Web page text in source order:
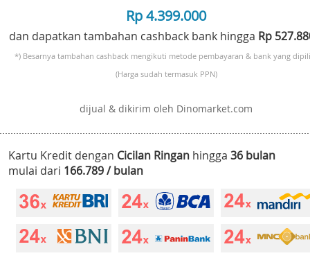
Rp 4.399.000
dan dapatkan tambahan cashback bank hingga Rp
*) Besarnya tambahan cashback mengikuti metode pembayaran & bank yang
(Harga sudah termasuk PPN)
dijual & dikirim oleh Dinomarket.com
Kartu Kredit dengan Cicilan Ringan hingga 36 bulan
mulai dari 166.789 / bulan